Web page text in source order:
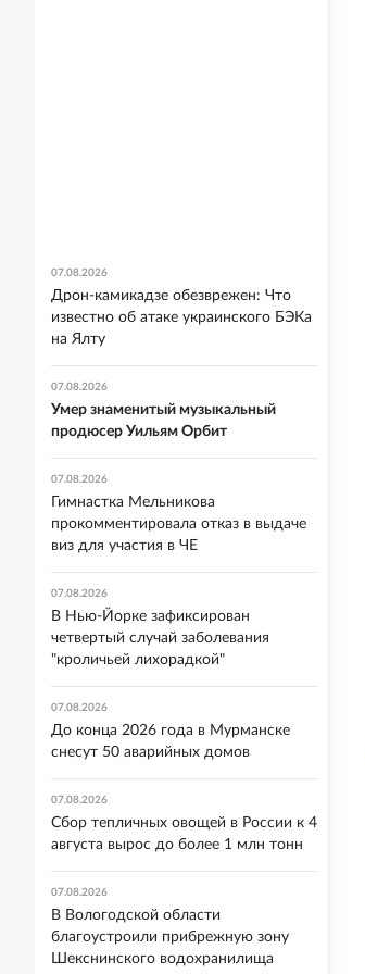
07.08.2026
Дрон-камикадзе обезврежен: Что
известно об атаке украинского БЭКа
на Ялту
07.08.2026
Умер знаменитый музыкальный
продюсер Уильям Орбит
07.08.2026
Гимнастка Мельникова
прокомментировала отказ в выдаче
виз для участия в ЧЕ
07.08.2026
В Нью-Йорке зафиксирован
четвертый случай заболевания
"кроличьей лихорадкой"
07.08.2026
До конца 2026 года в Мурманске
снесут 50 аварийных домов
07.08.2026
Сбор тепличных овощей в России к 4
августа вырос до более 1 млн тонн
07.08.2026
В Вологодской области
благоустроили прибрежную зону
Шекснинского водохранилища